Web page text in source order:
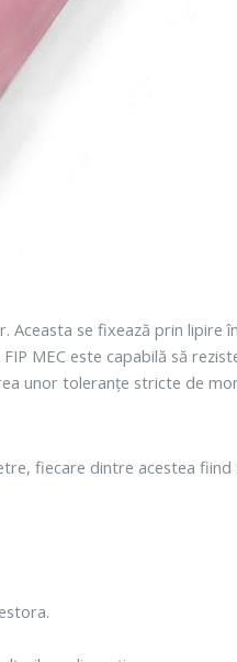
Aceasta se fixează prin lipire
MEC este capabilă să
unor toleranțe stricte de
fiecare dintre acestea fiind